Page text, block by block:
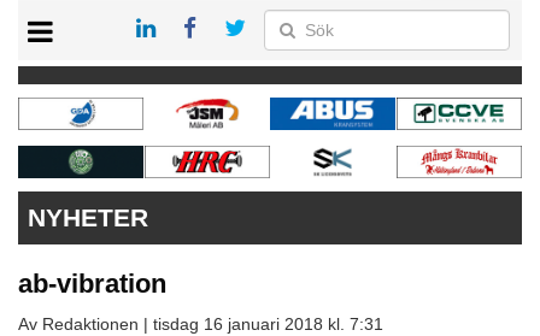
KONTAKT
VÅRA ANDRA MAGASIN
PRENUMERERA
ANNONSERA
NYHETER
ab-vibration
Av Redaktionen | tisdag 16 januari 2018 kl. 7:31